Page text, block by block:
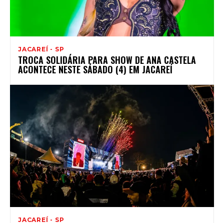
JACAREÍ - SP
TROCA SOLIDÁRIA PARA SHOW DE ANA CASTELA
ACONTECE NESTE SÁBADO (4) EM JACAREÍ
JACAREÍ - SP